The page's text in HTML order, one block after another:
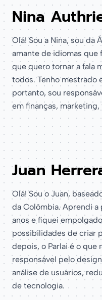
Nina
Olá! Sou a Nina, sou da
amante de idiomas que
que quero tornar a fala
todos. Tenho mestrado
portanto, sou
em finanças,
Juan
Olá! Sou o Juan,
da Colômbia. Aprendi a
anos e fiquei
possibilidades de criar
depois, o Parlai é o que
responsável pelo
análise de usuários,
de tecnologia.